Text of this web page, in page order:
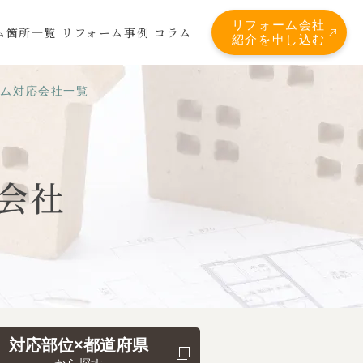
箇所一覧 リフォーム事例 コラム
リフォーム会社
紹介を申し込む
対応会社一覧
社
対応部位×都道府県